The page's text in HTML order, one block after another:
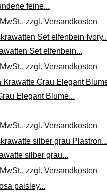
feine...
zzgl. Versandkosten
Set elfenbein...
zzgl. Versandkosten
Elegant Blume...
zzgl. Versandkosten
silber grau...
zzgl. Versandkosten